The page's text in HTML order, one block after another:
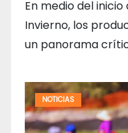
En medio del
Invierno, los
un panorama
NOTICIAS